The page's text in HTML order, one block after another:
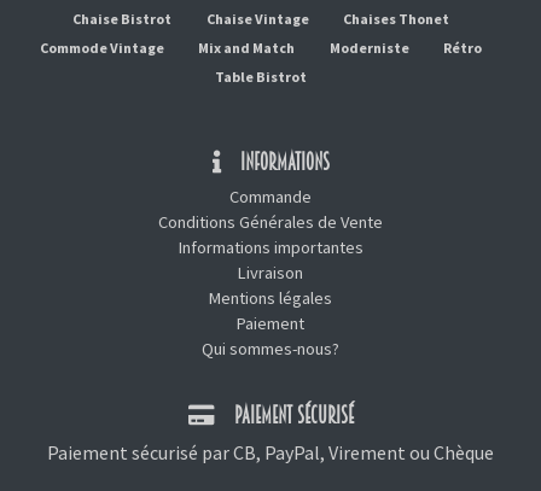
Chaise Bistrot
Chaise Vintage
Chaises Thonet
Commode Vintage
Mix and Match Moderniste
Rétro
Table Bistrot
INFORMATIONS
Commande
Conditions Générales de Vente
Informations importantes
Livraison
Mentions légales
Paiement
Qui sommes-nous?
PAIEMENT SÉCURISÉ
Paiement sécurisé par CB, PayPal, Virement ou Chèque